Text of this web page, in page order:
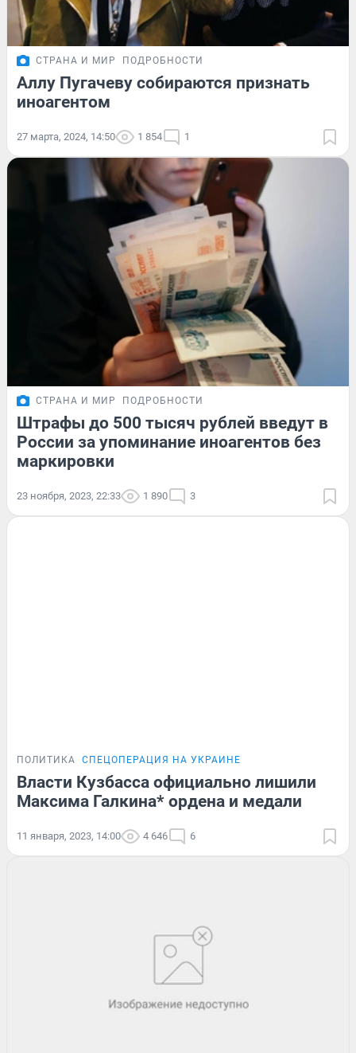
СТРАНА И МИР ПОДРОБНОСТИ
Аллу Пугачеву собираются признать
иноагентом
27 марта, 2024, 14:50 1 854 1
СТРАНА И МИР ПОДРОБНОСТИ
Штрафы до 500 тысяч рублей введут в
России за упоминание иноагентов без
маркировки
23 ноября, 2023, 22:33 1 890 3
ПОЛИТИКА СПЕЦОПЕРАЦИЯ НА УКРАИНЕ
Власти Кузбасса официально лишили
Максима Галкина* ордена и медали
11 января, 2023, 14:00 4 646 6